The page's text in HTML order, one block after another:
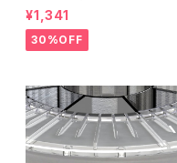
-filled Metal Composite P
LA』：お試しサンプル 10M
¥1,341
30%OFF